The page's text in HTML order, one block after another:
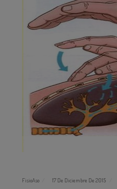
FisioAso 17 De Diciembre De 2015